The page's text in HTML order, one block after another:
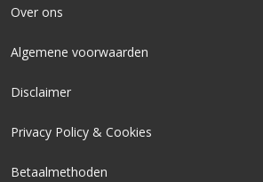
Over ons
Algemene voorwaarden
Disclaimer
Privacy Policy & Cookies
Betaalmethoden